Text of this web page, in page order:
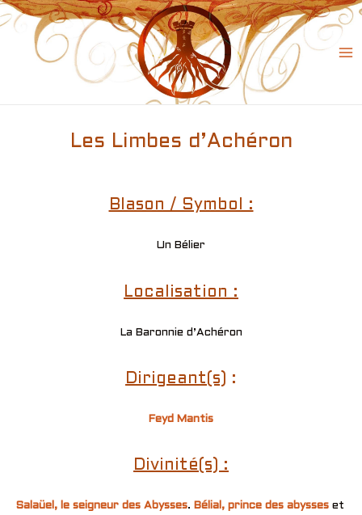
Skip
to
content
Les Limbes d’Achéron
Blason / Symbol :
Un Bélier
Localisation :
La Baronnie d’Achéron
Dirigeant(s) :
Feyd Mantis
Divinité(s) :
Salaüel, le seigneur des Abysses. Bélial, prince des abysses et